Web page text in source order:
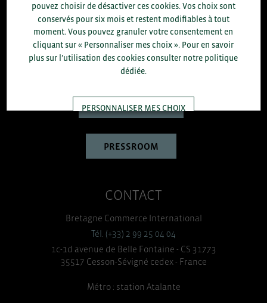
QUI-SOMMES NOUS ?
Bretagne Commerce International est une association de plus
de 1000 entreprises bretonnes sur laquelle le Conseil régional
de Bretagne et la CCI Bretagne s’appuient pour développer
l’économie bretonne.
EN SAVOIR PLUS
PRESSROOM
CONTACT
Bretagne Commerce International
Tél. (+33) 2 99 25 04 04
1c-1d avenue de Belle Fontaine - CS 31773
35517 Cesson-Sévigné cedex - France
Métro : station Atalante
pouvez choisir de désactiver ces cookies. Vos choix sont
conservés pour six mois et restent modifiables à tout
moment. Vous pouvez granuler votre consentement en
cliquant sur « Personnaliser mes choix ». Pour en savoir
plus sur l’utilisation des cookies consulter notre politique
dédiée.
PERSONNALISER MES CHOIX
TOUT ACCEPTER